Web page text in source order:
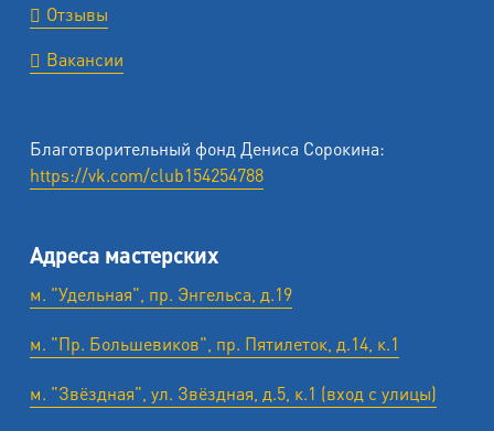
Отзывы
Вакансии
Благотворительный фонд Дениса Сорокина:
https://vk.com/club154254788
Адреса мастерских
м. "Удельная", пр. Энгельса, д.19
м. "Пр. Большевиков", пр. Пятилеток, д.14, к.1
м. "Звёздная", ул. Звёздная, д.5, к.1 (вход с улицы)